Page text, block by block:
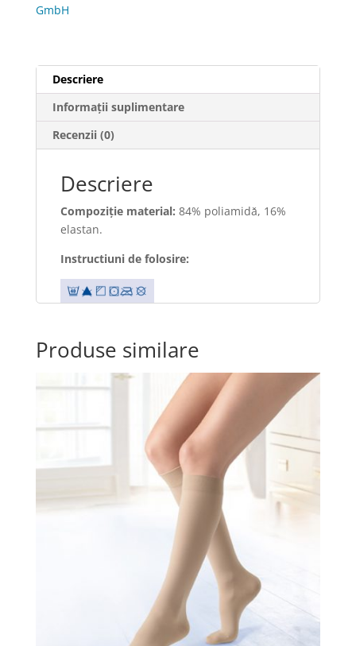
GmbH
Descriere
Informații suplimentare
Recenzii (0)
Descriere
Compoziţie material: 84% poliamidǎ, 16%
elastan.
Instructiuni de folosire:
Produse similare